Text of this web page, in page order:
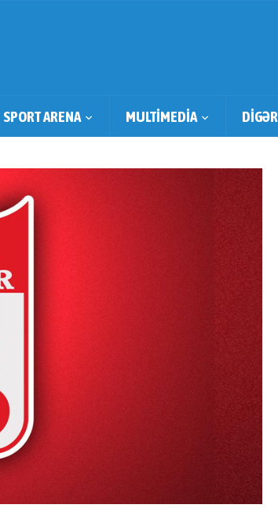
SPORT ARENA MULTİMEDİA DİGƏR